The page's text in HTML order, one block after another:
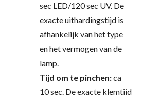
sec LED/120 sec UV. De
exacte uithardingstijd is
afhankelijk van het type
en het vermogen van de
lamp.
Tijd om te pinchen:ca
10 sec. De exacte klemtijd